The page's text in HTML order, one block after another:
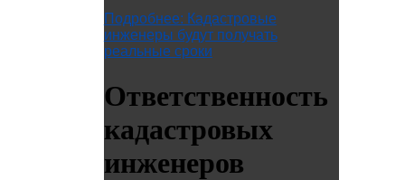
Подробнее: Кадастровые
инженеры будут получать
реальные сроки
Ответственность
кадастровых
инженеров